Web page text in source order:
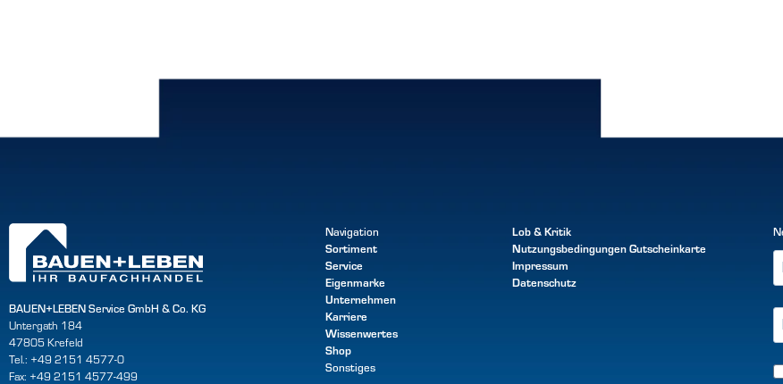
BAUEN+LEBEN Service GmbH & Co. KG
Untergath 184
47805 Krefeld
Tel.: +49 2151 4577-0
Fax: +49 2151 4577-499
Navigation
Sortiment
Service
Eigenmarke
Unternehmen
Karriere
Wissenwertes
Shop
Sonstiges
Lob & Kritik
NutzungsbedingungenGutscheinkarte
Impressum
Datenschutz